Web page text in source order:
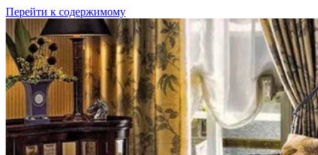
Перейти к содержимому